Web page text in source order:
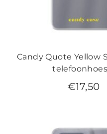
Candy Quote Yellow
€17,50